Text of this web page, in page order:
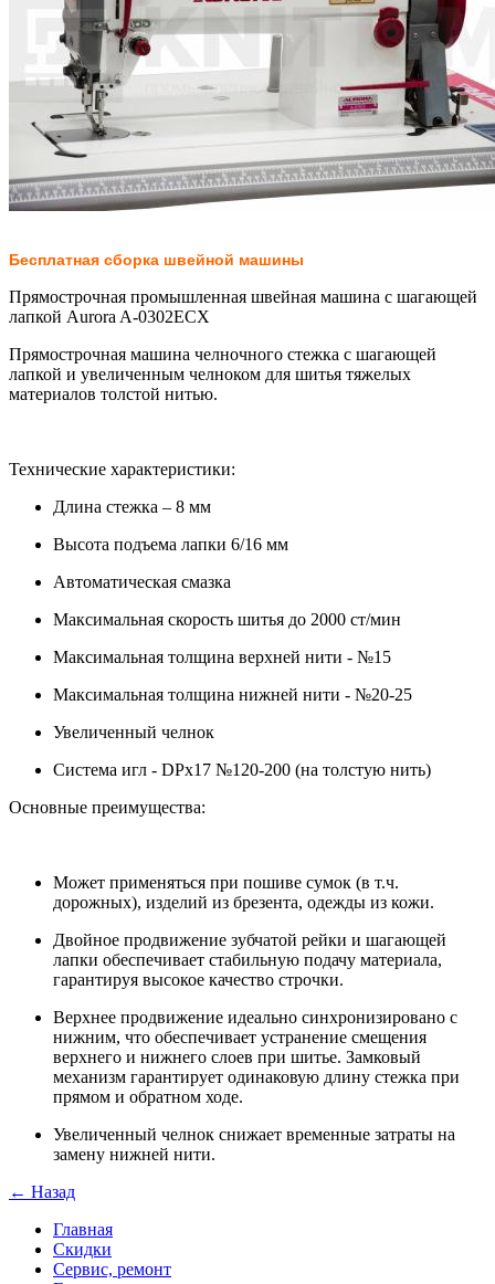
Бесплатная сборка швейной машины
Прямострочная промышленная швейная машина с шагающей
лапкой Aurora A-0302ECX
Прямострочная машина челночного стежка с шагающей
лапкой и увеличенным челноком для шитья тяжелых
материалов толстой нитью.
Технические характеристики:
Длина стежка – 8 мм
Высота подъема лапки 6/16 мм
Автоматическая смазка
Максимальная скорость шитья до 2000 ст/мин
Максимальная толщина верхней нити - №15
Максимальная толщина нижней нити - №20-25
Увеличенный челнок
Система игл - DPx17 №120-200 (на толстую нить)
Основные преимущества:
Может применяться при пошиве сумок (в т.ч.
дорожных), изделий из брезента, одежды из кожи.
Двойное продвижение зубчатой рейки и шагающей
лапки обеспечивает стабильную подачу материала,
гарантируя высокое качество строчки.
Верхнее продвижение идеально синхронизировано с
нижним, что обеспечивает устранение смещения
верхнего и нижнего слоев при шитье. Замковый
механизм гарантирует одинаковую длину стежка при
прямом и обратном ходе.
Увеличенный челнок снижает временные затраты на
замену нижней нити.
← Назад
Главная
Скидки
Сервис, ремонт